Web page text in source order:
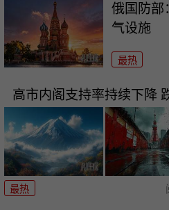
俄国防部
气设施
最热
高市内阁支持率持续下降
最热